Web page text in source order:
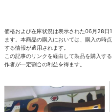
価格および在庫状況は表示された06月28日
ます。本商品の購入においては、購入の時
する情報が適用されます。
この記事のリンクを経由して製品を購入す
作者が一定割合の利益を得ます。